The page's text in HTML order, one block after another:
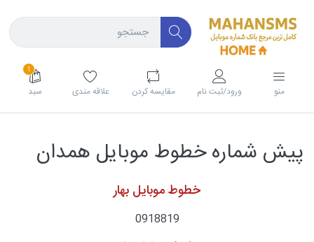
منو ورود/ثبت نام مقايسه كردن علاقه مندی
1
سبد
پیش شماره خطوط موبایل همدان
خطوط موبایل بهار
0918819